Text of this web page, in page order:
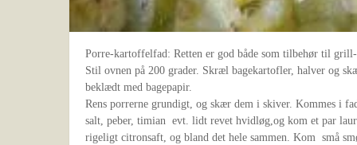
Porre-kartoffelfad: Retten er god både som tilbehør til
Stil ovnen på 200 grader. Skræl bagekartofler, halver og
beklædt med bagepapir.
Rens porrerne grundigt, og skær dem i skiver. Kommes i
salt, peber, timian evt. lidt revet hvidløg,og kom et par
rigeligt citronsaft, og bland det hele sammen. Kom små